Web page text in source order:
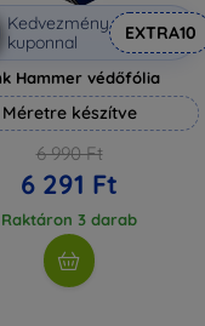
Kedvezmény
kuponnal
EXTRA10
Hammer védőfólia
Méretre készítve
6 990 Ft
6 291 Ft
Raktáron 3 darab